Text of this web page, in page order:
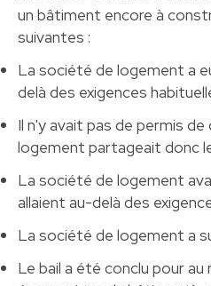
un bâtiment encore à
suivantes :
La société de logement a
delà des exigences
Il n'y avait pas de permis
logement partageait donc
La société de logement
allaient au-delà des
La société de logement a
Le bail a été conclu pour